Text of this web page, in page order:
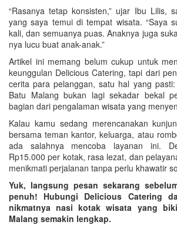
“Rasanya tetap konsisten,” ujar Ibu Lilis,
yang saya temui di tempat wisata. “Saya
kali, dan semuanya puas. Anaknya juga
nya lucu buat anak-anak.”
Artikel ini memang belum cukup untuk
keunggulan Delicious Catering, tapi dari
cerita para pelanggan, satu hal yang
Batu Malang bukan lagi sekadar bekal
bagian dari pengalaman wisata yang
Kalau kamu sedang merencanakan
bersama teman kantor, keluarga, atau
ada salahnya mencoba layanan ini.
Rp15.000 per kotak, rasa lezat, dan
menikmati perjalanan tanpa perlu khawatir
Yuk, langsung pesan sekarang
penuh! Hubungi Delicious Catering
nikmatnya nasi kotak wisata yang
Malang semakin lengkap.